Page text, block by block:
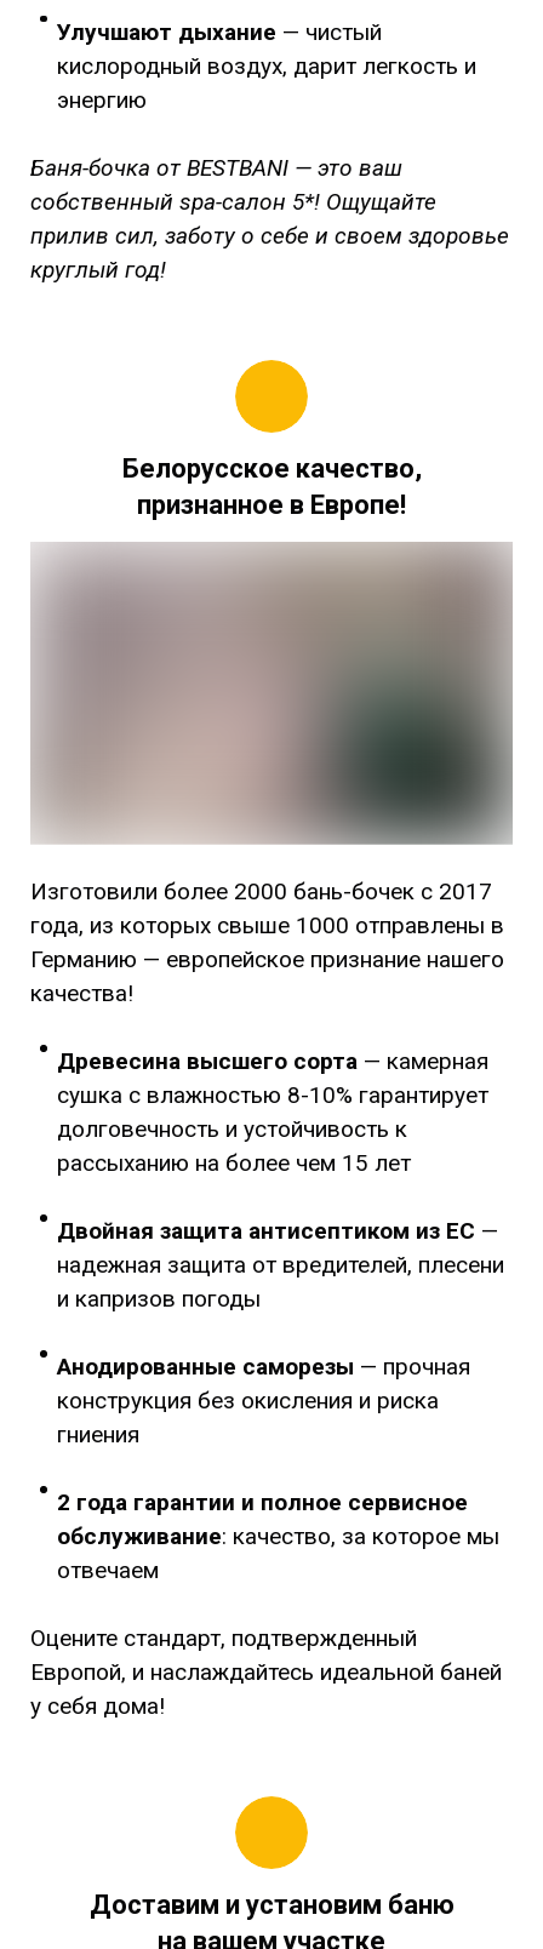
Улучшают дыхание — чистый
кислородный воздух, дарит легкость и
энергию
Баня-бочка от BESTBANI — это ваш
собственный spa-салон 5*! Ощущайте
прилив сил, заботу о себе и своем здоровье
круглый год!
Белорусское качество,
признанное в Европе!
Изготовили более 2000 бань-бочек с 2017
года, из которых свыше 1000 отправлены в
Германию — европейское признание нашего
качества!
Древесина высшего сорта — камерная
сушка с влажностью 8-10% гарантирует
долговечность и устойчивость к
рассыханию на более чем 15 лет
Двойная защита антисептиком из ЕС —
надежная защита от вредителей, плесени
и капризов погоды
Анодированные саморезы — прочная
конструкция без окисления и риска
гниения
2 года гарантии и полное сервисное
обслуживание: качество, за которое мы
отвечаем
Оцените стандарт, подтвержденный
Европой, и наслаждайтесь идеальной баней
у себя дома!
Доставим и установим баню
на вашем участке